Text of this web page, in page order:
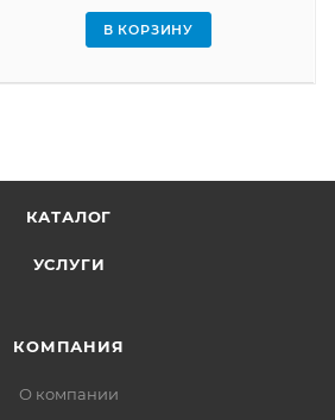
В КОРЗИНУ
КАТАЛОГ
УСЛУГИ
КОМПАНИЯ
О компании